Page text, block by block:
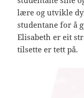
lære og utvikle
studentane for å
Elisabeth er eit
tilsette er tett på.